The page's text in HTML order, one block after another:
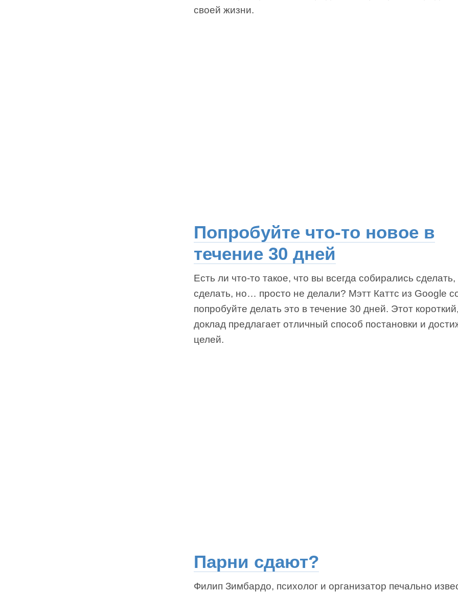
своей жизни.
Попробуйте что-то новое в
течение 30 дней
Есть ли что-то такое, что вы всегда собирались сделать,
сделать, но… просто не делали? Мэтт Каттс из Google
попробуйте делать это в течение 30 дней. Этот
доклад предлагает отличный способ постановки и
целей.
Парни сдают?
Филип Зимбардо, психолог и организатор печально